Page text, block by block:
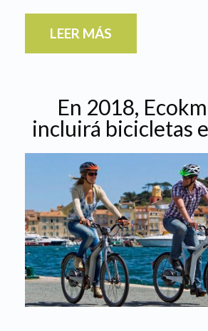
LEER MÁS
En 2018,
incluirá bicicletas